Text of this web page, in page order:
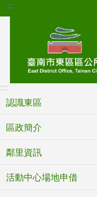
跳到主要內容區塊
:::
:::
認識東區
區政簡介
鄰里資訊
活動中心場地申借